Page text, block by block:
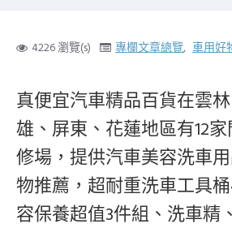
4226 瀏覽(s) 專欄文章總覽, 車用好
真便宜汽車精品百貨在雲
雄、屏東、花蓮地區有12
修場，提供汽車美容洗車
物推薦，超耐重洗車工具
容保養超值3件組、洗車精